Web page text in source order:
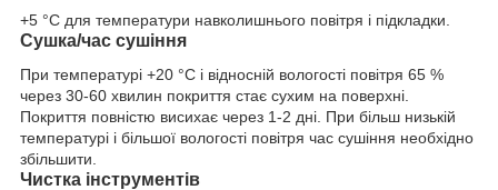
+5 °C для температури навколишнього повітря і підкладки.
Сушка/час сушіння
При температурі +20 °C і відносній вологості повітря 65 %
через 30-60 хвилин покриття стає сухим на поверхні.
Покриття повністю висихає через 1-2 дні. При більш низькій
температурі і більшої вологості повітря час сушіння необхідно
збільшити.
Чистка інструментів